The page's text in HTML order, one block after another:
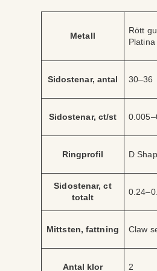
t
d
Metall
Rött
Platina
Sidostenar, antal 30–36
Sidostenar, ct/st
Ringprofil D
Sidostenar, ct
totalt
Mittsten, fattning Claw
Antal klor 2